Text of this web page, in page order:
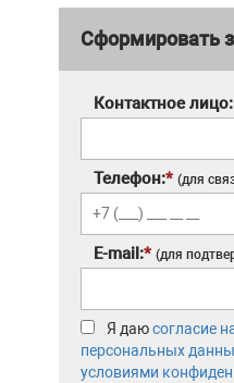
Сформировать
Контактное лицо:
Телефон:* (для
E-mail:* (для
Я даюсогласие
персональных
условиями